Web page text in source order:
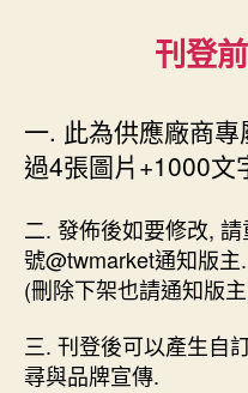
刊登
一. 此為供應廠商
過4張圖片+1000文
二. 發佈後如要修改,
號@twmarket通知版
(刪除下架也請通知版
三. 刊登後可以產生自
尋與品牌宣傳.